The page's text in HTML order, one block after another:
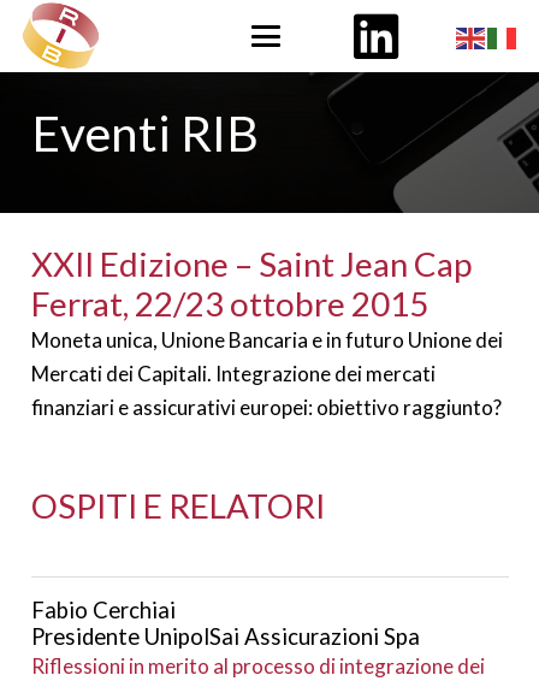
Eventi RIB
XXII Edizione – Saint Jean Cap
Ferrat, 22/23 ottobre 2015
Moneta unica, Unione Bancaria e in futuro Unione dei
Mercati dei Capitali. Integrazione dei mercati
finanziari e assicurativi europei: obiettivo raggiunto?
OSPITI E RELATORI
Fabio Cerchiai
Presidente UnipolSai Assicurazioni Spa
Riflessioni in merito al processo di integrazione dei